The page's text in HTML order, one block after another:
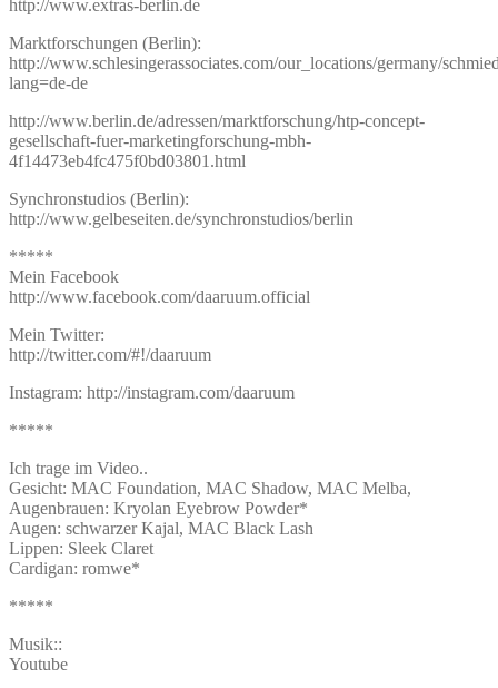
http://www.extras-berlin.de
Marktforschungen (Berlin):
http://www.schlesingerassociates.com/our_locations/germany/
lang=de-de
http://www.berlin.de/adressen/marktforschung/htp-concept-
gesellschaft-fuer-marketingforschung-mbh-
4f14473eb4fc475f0bd03801.html
Synchronstudios (Berlin):
http://www.gelbeseiten.de/synchronstudios/berlin
*****
Mein Facebook
http://www.facebook.com/daaruum.official
Mein Twitter:
http://twitter.com/#!/daaruum
Instagram: http://instagram.com/daaruum
*****
Ich trage im Video..
Gesicht: MAC Foundation, MAC Shadow, MAC Melba,
Augenbrauen: Kryolan Eyebrow Powder*
Augen: schwarzer Kajal, MAC Black Lash
Lippen: Sleek Claret
Cardigan: romwe*
*****
Musik::
Youtube